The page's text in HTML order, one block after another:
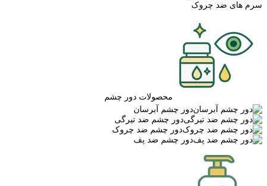
سرم های ضد چروک
محصولات دور چشم
دور چشم آبرسان
دور چشم ضد تیرگی
دور چشم ضد چروک
دور چشم ضد پف